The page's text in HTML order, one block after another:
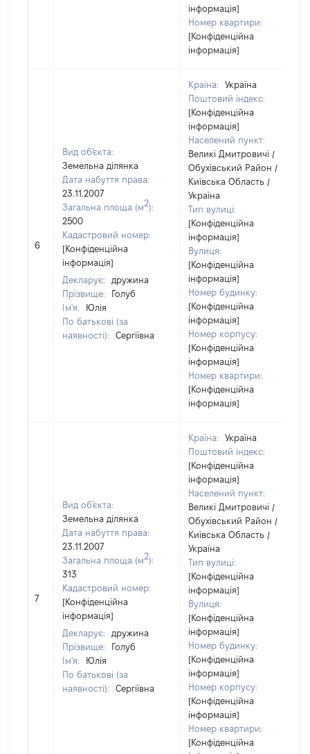
інформація]
Номер квартири:
[Конфіденційна
інформація]
6
Вид об'єкта:
Земельна ділянка
Дата набуття права:
23.11.2007
Загальна площа (м2):
2500
Кадастровий номер:
[Конфіденційна
інформація]
Декларує:
дружина
Прізвище:
Голуб
Ім'я:
Юлія
По батькові (за
наявності):
Сергіївна
Країна:
Україна
Поштовий індекс:
[Конфіденційна
інформація]
Населений пункт:
Великі Дмитровичі /
Обухівський Район /
Київська Область /
Україна
Тип вулиці:
[Конфіденційна
інформація]
Вулиця:
[Конфіденційна
інформація]
Номер будинку:
[Конфіденційна
інформація]
Номер корпусу:
[Конфіденційна
інформація]
Номер квартири:
[Конфіденційна
інформація]
7
Вид об'єкта:
Земельна ділянка
Дата набуття права:
23.11.2007
Загальна площа (м2):
313
Кадастровий номер:
[Конфіденційна
інформація]
Декларує:
дружина
Прізвище:
Голуб
Ім'я:
Юлія
По батькові (за
наявності):
Сергіївна
Країна:
Україна
Поштовий індекс:
[Конфіденційна
інформація]
Населений пункт:
Великі Дмитровичі /
Обухівський Район /
Київська Область /
Україна
Тип вулиці:
[Конфіденційна
інформація]
Вулиця:
[Конфіденційна
інформація]
Номер будинку:
[Конфіденційна
інформація]
Номер корпусу:
[Конфіденційна
інформація]
Номер квартири:
[Конфіденційна